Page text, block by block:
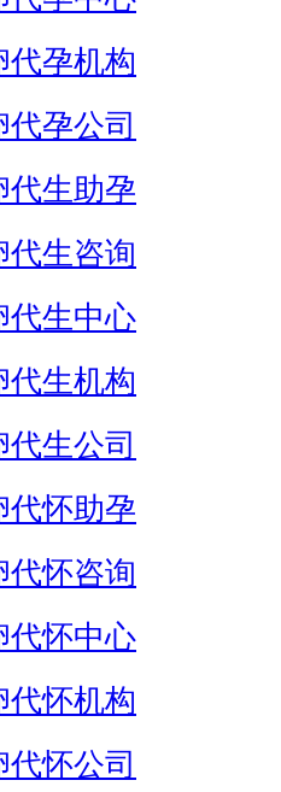
代孕机构
孕公司
代生助孕
代生咨询
代生中心
代生机构
生公司
代怀助孕
代怀咨询
代怀中心
代怀机构
怀公司